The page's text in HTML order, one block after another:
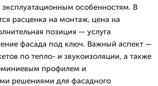
особенностям. В
расценка на монтаж, цена на
позиция — услуга
фасада под ключ. Важный аспект —
по тепло- и звукоизоляции, а также
профилем и
решениями для фасадного